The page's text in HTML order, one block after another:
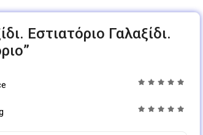
Εστιατόριο Γαλαξίδι.